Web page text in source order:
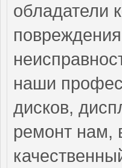
обладатели
наши
дисков,
ремонт нам,